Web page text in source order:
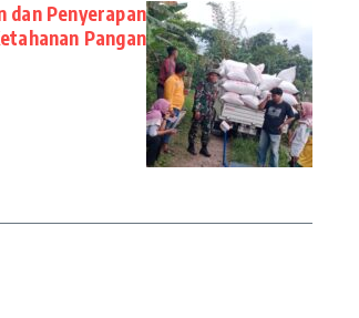
dan Penyerapan
Pangan